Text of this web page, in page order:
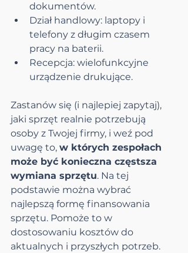
dokumentów.
Dział handlowy: laptopy i
telefony z długim czasem
pracy na baterii.
Recepcja: wielofunkcyjne
urządzenie drukujące.
Zastanów się (i najlepiej zapytaj),
jaki sprzęt realnie potrzebują
osoby z Twojej firmy, i weź pod
uwagę to, w których zespołach
może być konieczna częstsza
wymiana sprzętu. Na tej
podstawie można wybrać
najlepszą formę finansowania
sprzętu. Pomoże to w
dostosowaniu kosztów do
aktualnych i przyszłych potrzeb.